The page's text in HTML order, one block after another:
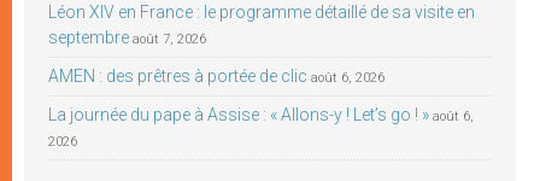
Léon XIV en France : le programme détaillé de sa visite en
septembre août 7, 2026
AMEN : des prêtres à portée de clic août 6, 2026
La journée du pape à Assise : « Allons-y ! Let’s go ! » août 6,
2026